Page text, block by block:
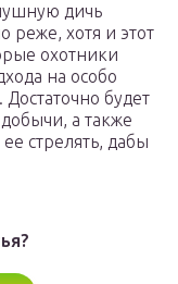
дичь
реже, хотя и этот
охотники
на особо
будет
а также
стрелять, дабы